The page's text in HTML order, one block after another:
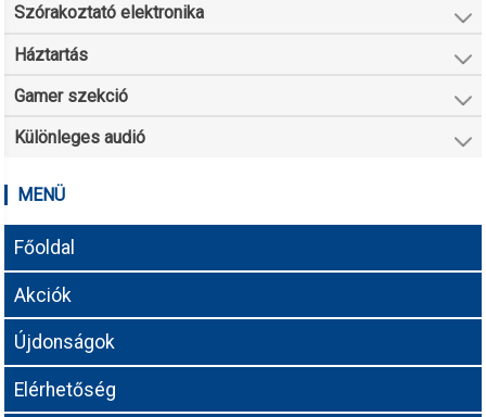
Szórakoztató elektronika
Háztartás
Gamer szekció
Különleges audió
MENÜ
Főoldal
Akciók
Újdonságok
Elérhetőség